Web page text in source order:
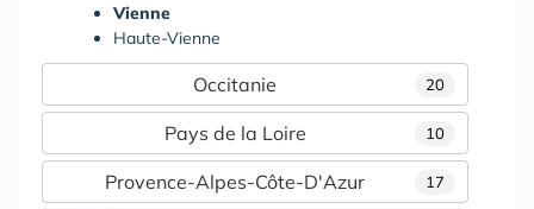
Vienne
Haute-Vienne
20
Occitanie
10
Pays de la Loire
17
Provence-Alpes-Côte-D'Azur